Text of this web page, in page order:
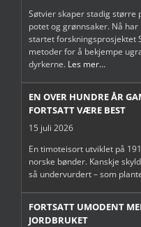
Søtvier skaper stadig
potet og grønnsaker. Nå
startet forskningsprosjektet
metoder for å bekjempe
dyrkerne. Les mer...
EN OVER HUNDRE ÅR
FORTSATT VÆRE BEST
15 juli 2026
En timoteisort utviklet på
norske bønder. Kanskje
så undervurdert – som
FORTSATT UMODENT
JORDBRUKET